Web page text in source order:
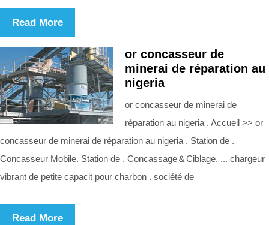
Read More
or concasseur de
minerai de réparation au
nigeria
or concasseur de minerai de
réparation au nigeria . Accueil >> or
concasseur de minerai de réparation au nigeria . Station de .
Concasseur Mobile. Station de . Concassage＆Ciblage. ... chargeur
vibrant de petite capacit pour charbon . société de
Read More